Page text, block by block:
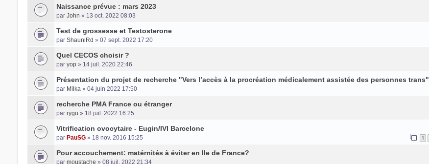
Naissance prévue : mars 2023
par John » 13 oct. 2022 08:03
Test de grossesse et Testosterone
par ShauniRd » 07 sept. 2022 17:20
Quel CECOS choisir ?
par yop» 14 juil. 2020 22:46
Présentation du projet de recherche "Vers l’accès à la procréation médicalement assistée des personnes trans"
par Milka» 04 juin 2022 17:50
recherche PMA France ou étranger
par rygu » 18 juil. 2022 16:25
Vitrification ovocytaire - Eugin/IVI Barcelone
par PauSG» 18 nov. 2016 15:25 1
Pour accouchement: matérnités à éviter en Ile de France?
par moustache » 08 juil. 2022 21:34